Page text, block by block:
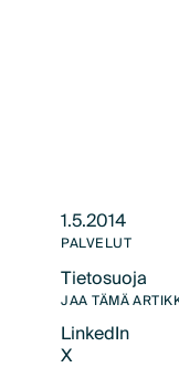
1.5.2014
PALVELUT
Tietosuoja
Text Link
JAA TÄMÄ
LinkedIn
LinkedIn
X